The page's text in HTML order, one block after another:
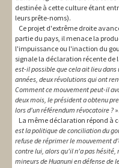
destinée à cette culture étant
leurs prête-noms).
Ce projet d'extrême droite
partie du pays, il menace la
l'impuissance ou l'inaction du
signale la déclaration récente de
est-il possible que cela ait lieu dans
années, deux révolutions qui ont
Comment ce mouvement peut-il
deux mois, le président a obtenu
lors d'un référendum révocatoire ? ».
La même déclaration répond à
est la politique de conciliation du
refuse de réprimer le mouvement
contre lui, alors qu'il n'a pas
mineurs de Huanuni en défense de